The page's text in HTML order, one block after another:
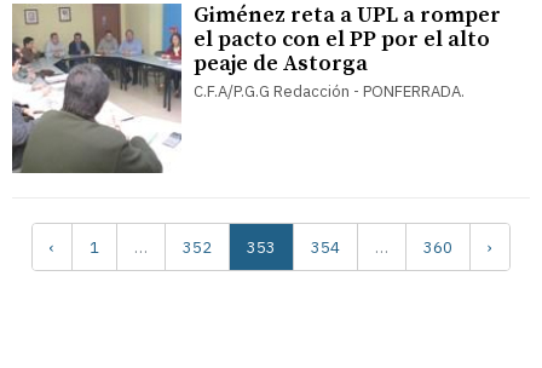
Giménez reta a UPL a romper
el pacto con el PP por el alto
peaje de Astorga
C.F.A/P.G.G Redacción - PONFERRADA.
‹ 1 … 352 353 354 … 360 ›